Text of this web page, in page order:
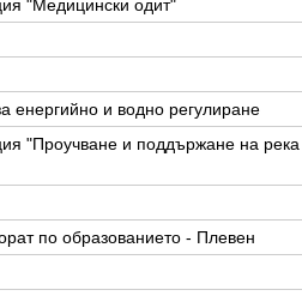
"Медицински одит"
енергийно и водно регулиране
"Проучване и поддържане на река
по образованието - Плевен